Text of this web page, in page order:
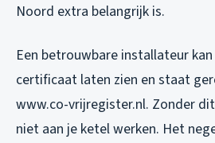
Noord extra belangrijk is.
Een betrouwbare installateur kan
certificaat laten zien en staat
www.co-vrijregister.nl. Zonder
niet aan je ketel werken. Het